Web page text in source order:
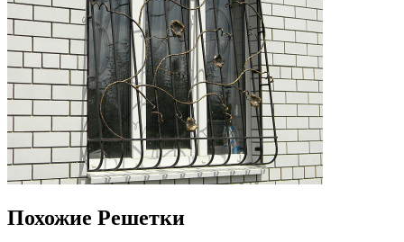
Похожие Решетки